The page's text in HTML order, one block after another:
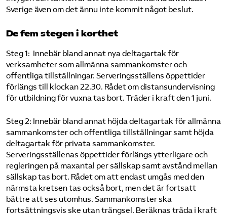
Sverige även om det ännu inte kommit något beslut.
De fem stegen i korthet
Steg 1: Innebär bland annat nya deltagartak för
verksamheter som allmänna sammankomster och
offentliga tillställningar. Serveringsställens öppettider
förlängs till klockan 22.30. Rådet om distansundervisning
för utbildning för vuxna tas bort. Träder i kraft den 1 juni.
Steg 2: Innebär bland annat höjda deltagartak för allmänna
sammankomster och offentliga tillställningar samt höjda
deltagartak för privata sammankomster.
Serveringsställenas öppettider förlängs ytterligare och
regleringen på maxantal per sällskap samt avstånd mellan
sällskap tas bort. Rådet om att endast umgås med den
närmsta kretsen tas också bort, men det är fortsatt
bättre att ses utomhus. Sammankomster ska
fortsättningsvis ske utan trängsel. Beräknas träda i kraft